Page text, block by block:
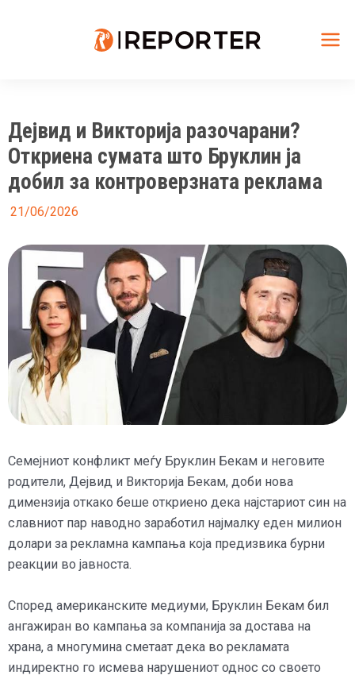
Дејвид и Викторија разочарани?
Откриена сумата што Бруклин ја
добил за контроверзната реклама
21/06/2026
Семејниот конфликт меѓу Бруклин Бекам и неговите
родители, Дејвид и Викторија Бекам, доби нова
димензија откако беше откриено дека најстариот син на
славниот пар наводно заработил најмалку еден милион
долари за рекламна кампања која предизвика бурни
реакции во јавноста.
Според американските медиуми, Бруклин Бекам бил
ангажиран во кампања за компанија за достава на
храна, а многумина сметаат дека во рекламата
индиректно го исмева нарушениот однос со своето